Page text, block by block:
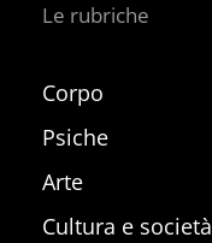
Le rubriche
Corpo
Psiche
Arte
Cultura e società